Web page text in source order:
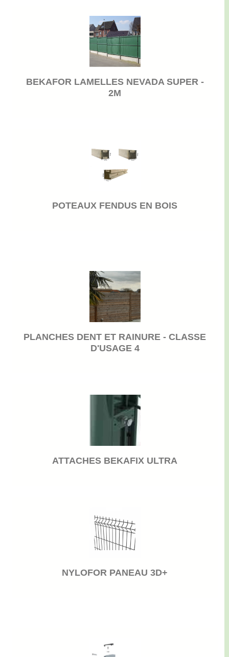
BEKAFOR LAMELLES NEVADA SUPER -
2M
POTEAUX FENDUS EN BOIS
PLANCHES DENT ET RAINURE - CLASSE
D'USAGE 4
ATTACHES BEKAFIX ULTRA
NYLOFOR PANEAU 3D+